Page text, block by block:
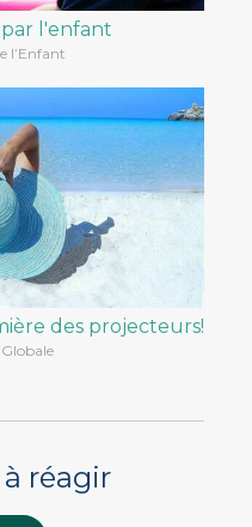
l'enfant
l’Enfant
des projecteurs!
réagir